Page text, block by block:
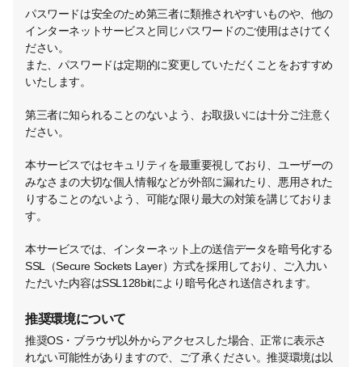
パスワードは安全のため第三者に類推されやすいものや、他の
インターネットサービスと同じパスワードのご使用はさけてく
ださい。
また、パスワードは定期的に変更していただくことをおすすめ
いたします。
第三者に知られることのないよう、お取扱いには十分ご注意く
ださい。
本サービスではセキュリティを最重要視しており、ユーザーの
みなさまの大切な個人情報などが外部に漏れたり、悪用された
りすることのないよう、可能な限り最大の対策を講じておりま
す。
本サービスでは、インターネット上の送信データを暗号化する
SSL（Secure Sockets Layer）方式を採用しており、ご入力い
ただいた内容はSSL128bitにより暗号化され送信されます。
推奨環境について
推奨OS・ブラウザ以外からアクセスした場合、正常に表示さ
れない可能性がありますので、ご了承ください。推奨環境は以